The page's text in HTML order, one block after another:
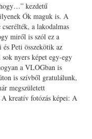
kezdetű
Ők maguk is. A
a lakodalmas
miről is szól ez a
Peti összekötik az
nyers képet egy-egy
a VLOGban is
is szívből gratulálunk,
megszületett
kreatív fotózás képei: A